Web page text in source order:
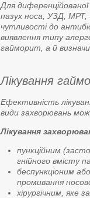
Для
пазух носа, УЗД, МРТ,
чутливості до
виявлення типу
гайморит, а й
Лікування
Ефективність
види захворювань
Лікування
пункційним
гнійного вмісту
беспункціоним
промивання
хірургічним, яке